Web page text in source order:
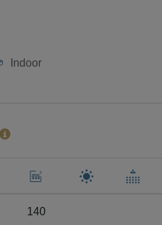
Indoor
140